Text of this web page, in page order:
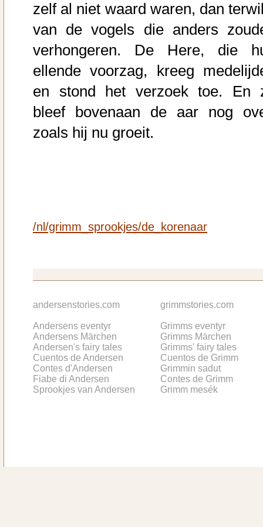
zelf al niet waard waren, dan
van de vogels die anders
verhongeren. De Here, die
ellende voorzag, kreeg
en stond het verzoek toe. En
bleef bovenaan de aar nog
zoals hij nu groeit.
/nl/grimm_sprookjes/de_korenaar
andersenstories.com
Andersens eventyr
Andersens Märchen
Andersen's fairy tales
Cuentos de Andersen
Contes d'Andersen
Fiabe di Andersen
Sprookjes van Andersen
grimmstories.com
Grimms eventyr
Grimms Märchen
Grimms' fairy tales
Cuentos de Grimm
Grimmin sadut
Contes de Grimm
Grimm mesék